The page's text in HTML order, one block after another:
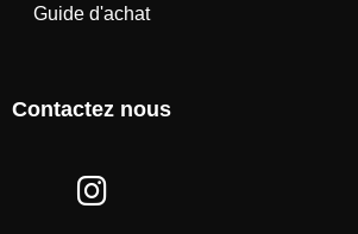
Guide d'achat
Contactez nous